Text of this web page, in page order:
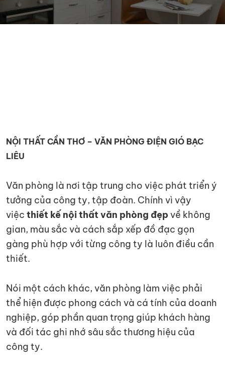
CUNG
CẤP
NỘI THẤT CẦN THƠ – VĂN PHÒNG ĐIỆN GIÓ BẠC
LIÊU
Văn phòng là nơi tập trung cho việc phát triển ý
tưởng của công ty, tập đoàn. Chính vì vậy
việc thiết kế nội thất văn phòng đẹp về không
gian, màu sắc và cách sắp xếp đồ đạc gọn
gàng phù hợp với từng công ty là luôn điều cần
thiết.
Nói một cách khác, văn phòng làm việc phải
thể hiện được phong cách và cá tính của doanh
nghiệp, góp phần quan trọng giúp khách hàng
và đối tác ghi nhớ sâu sắc thương hiệu của
công ty.